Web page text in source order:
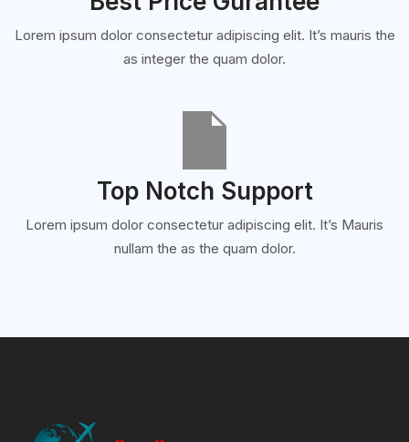
Lorem ipsum dolor consectetur adipiscing elit. It’s mauris the
as integer the quam dolor.
Top Notch Support
Lorem ipsum dolor consectetur adipiscing elit. It’s Mauris
nullam the as the quam dolor.